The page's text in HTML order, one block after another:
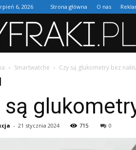
6, 2026 Strona główna O nas
Smartwatche Czy są glukometry bez
są
- 21 stycznia 2024 715 0